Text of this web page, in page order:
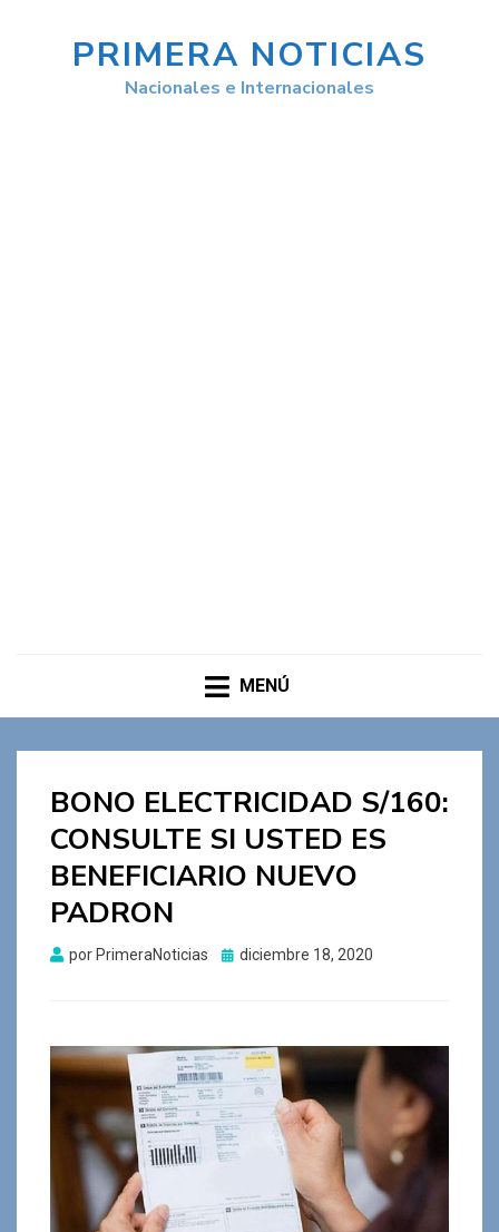
PRIMERA NOTICIAS
Nacionales e Internacionales
MENÚ
BONO ELECTRICIDAD S/160:
CONSULTE SI USTED ES
BENEFICIARIO NUEVO
PADRON
por PrimeraNoticias
Publicado
diciembre 18, 2020